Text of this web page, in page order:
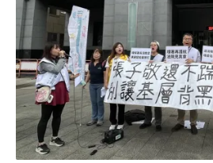
衣，拿著網子，準備捕捉外來種。
河，是土生土長的淡水人，長期守
來到出海口，這裡有塊他與志工花
土地。這塊地緊鄰淡水水資源回收
在這裡種樹，想恢復生態，也想讓
後，再排放入海。海風大，夾雜鹽